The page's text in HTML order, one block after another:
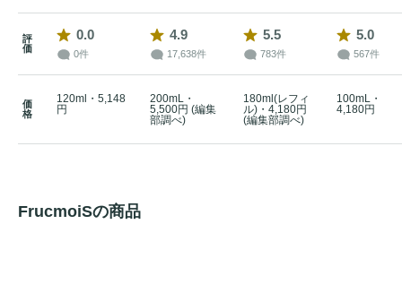
評
価
0.0
0件
4.9
17,638件
5.5
783件
5.0
567件
価
格
120ml・5,148
円
200mL・
5,500円 (編集
部調べ)
180ml(レフィ
ル)・4,180円
(編集部調べ)
100mL・
4,180円
FrucmoiSの商品